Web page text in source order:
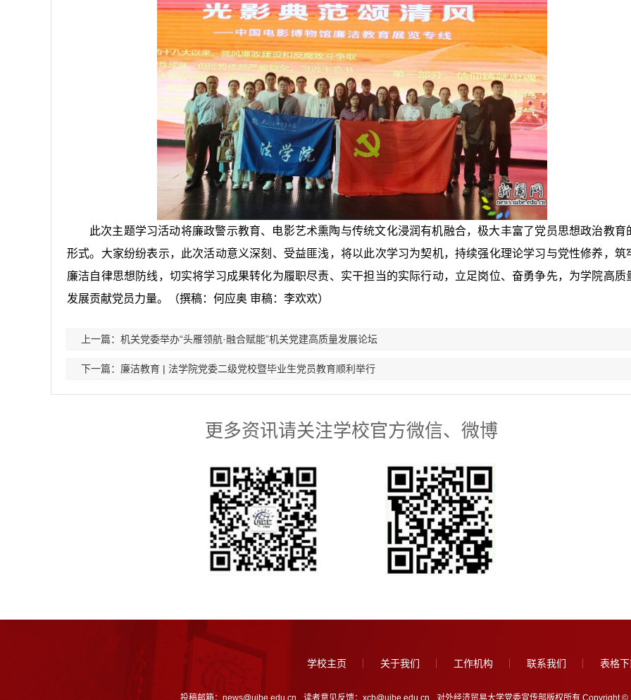
此次主题学习活动将廉政警示教育、电影艺术熏陶与传统文化浸润有机融合，极大丰富了党员思想政治教育
形式。大家纷纷表示，此次活动意义深刻、受益匪浅，将以此次学习为契机，持续强化理论学习与党性修养，筑
廉洁自律思想防线，切实将学习成果转化为履职尽责、实干担当的实际行动，立足岗位、奋勇争先，为学院高质
发展贡献党员力量。
（撰稿：何应奥 审稿：李欢欢）
上一篇：机关党委举办“头雁领航·融合赋能”机关党建高质量发展论坛
下一篇：廉洁教育 | 法学院党委二级党校暨毕业生党员教育顺利举行
更多资讯请关注学校官方微信、微博
学校主页 关于我们 工作机构 联系我们 表格
投稿邮箱：news@uibe.edu.cn 读者意见反馈：xcb@uibe.edu.cn 对外经济贸易大学党委宣传部版权所有 Copyright